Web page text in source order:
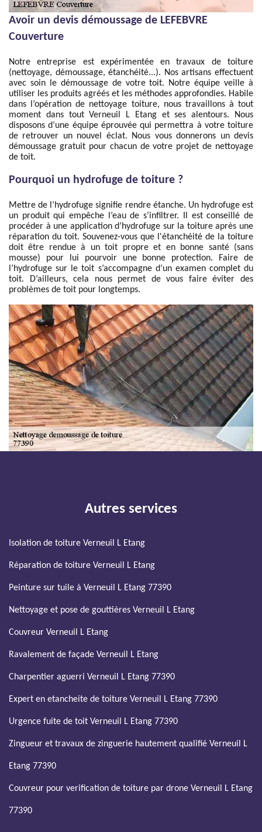
Avoir un devis démoussage de LEFEBVRE
Couverture
Notre entreprise est expérimentée en travaux de toiture
(nettoyage, démoussage, étanchéité...). Nos artisans effectuent
avec soin le démoussage de votre toit. Notre équipe veille à
utiliser les produits agréés et les méthodes approfondies. Habile
dans l’opération de nettoyage toiture, nous travaillons à tout
moment dans tout Verneuil L Etang et ses alentours. Nous
disposons d’une équipe éprouvée qui permettra à votre toiture
de retrouver un nouvel éclat. Nous vous donnerons un devis
démoussage gratuit pour chacun de votre projet de nettoyage
de toit.
Pourquoi un hydrofuge de toiture ?
Mettre de l’hydrofuge signifie rendre étanche. Un hydrofuge est
un produit qui empêche l’eau de s’infiltrer. Il est conseillé de
procéder à une application d’hydrofuge sur la toiture après une
réparation du toit. Souvenez-vous que l'étanchéité de la toiture
doit être rendue à un toit propre et en bonne santé (sans
mousse) pour lui pourvoir une bonne protection. Faire de
l’hydrofuge sur le toit s’accompagne d’un examen complet du
toit. D’ailleurs, cela nous permet de vous faire éviter des
problèmes de toit pour longtemps.
Autres services
Isolation de toiture Verneuil L Etang
Réparation de toiture Verneuil L Etang
Peinture sur tuile à Verneuil L Etang 77390
Nettoyage et pose de gouttières Verneuil L Etang
Couvreur Verneuil L Etang
Ravalement de façade Verneuil L Etang
Charpentier aguerri Verneuil L Etang 77390
Expert en etancheite de toiture Verneuil L Etang 77390
Urgence fuite de toit Verneuil L Etang 77390
Zingueur et travaux de zinguerie hautement qualifié Verneuil L
Etang 77390
Couvreur pour verification de toiture par drone Verneuil L Etang
77390